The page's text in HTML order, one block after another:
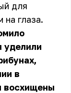
для
на глаза.
уделили
в
восхищены